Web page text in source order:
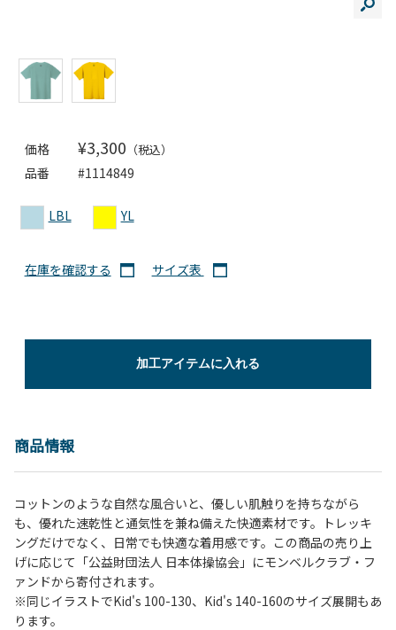
価格 ¥3,300 （税込）
品番 #1114849
LBL YL
在庫を確認する サイズ表
加工アイテムに入れる
商品情報
コットンのような自然な風合いと、優しい肌触りを持ちながら
も、優れた速乾性と通気性を兼ね備えた快適素材です。トレッキ
ングだけでなく、日常でも快適な着用感です。この商品の売り上
げに応じて「公益財団法人 日本体操協会」にモンベルクラブ・フ
ァンドから寄付されます。
※同じイラストでKid's 100-130、Kid's 140-160のサイズ展開もあ
ります。